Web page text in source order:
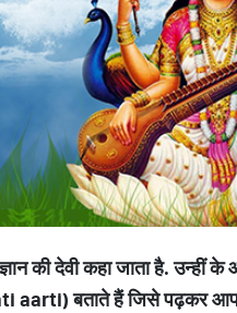
की देवी कहा जाता है. उन्हीं के
aarti) बताते हैं जिसे पढ़कर आप